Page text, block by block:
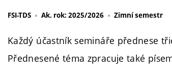
FSI-TDS Ak. rok: 2025/2026 Zimní semestr
Každý účastník semináře přednese
Přednesené téma zpracuje také